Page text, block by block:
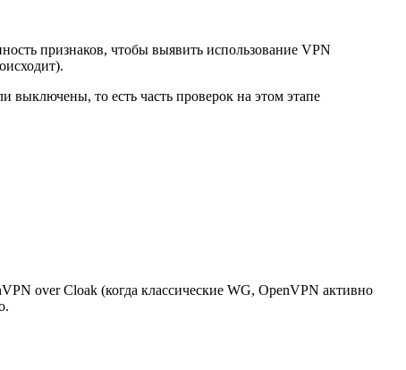
признаков, чтобы выявить использование VPN
выключены, то есть часть проверок на этом этапе
over Cloak (когда классические WG, OpenVPN активно